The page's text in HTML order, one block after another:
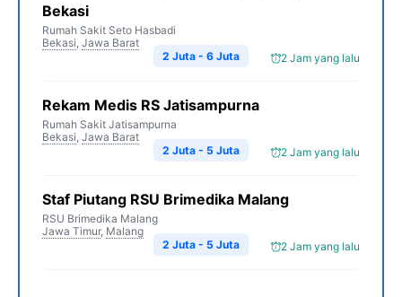
Bekasi
Rumah Sakit Seto Hasbadi
Bekasi, Jawa Barat
2 Jam yang lalu
2 Juta - 6 Juta
Rekam Medis RS Jatisampurna
Rumah Sakit Jatisampurna
Bekasi, Jawa Barat
2 Jam yang lalu
2 Juta - 5 Juta
Staf Piutang RSU Brimedika Malang
RSU Brimedika Malang
Jawa Timur, Malang
2 Jam yang lalu
2 Juta - 5 Juta